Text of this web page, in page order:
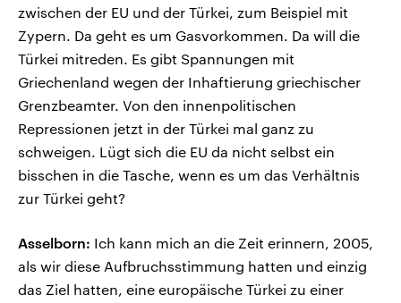
zwischen der EU und der Türkei, zum Beispiel mit
Zypern. Da geht es um Gasvorkommen. Da will die
Türkei mitreden. Es gibt Spannungen mit
Griechenland wegen der Inhaftierung griechischer
Grenzbeamter. Von den innenpolitischen
Repressionen jetzt in der Türkei mal ganz zu
schweigen. Lügt sich die EU da nicht selbst ein
bisschen in die Tasche, wenn es um das Verhältnis
zur Türkei geht?
Asselborn: Ich kann mich an die Zeit erinnern, 2005,
als wir diese Aufbruchsstimmung hatten und einzig
das Ziel hatten, eine europäische Türkei zu einer